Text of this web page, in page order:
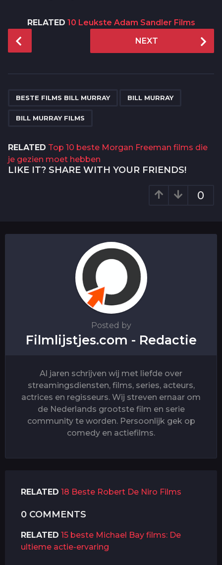
RELATED 10 Leukste Adam Sandler Films
P
o
a
t
i
NEXT
BESTE FILMS BILL MURRAY BILL MURRAY
BILL MURRAY FILMS
RELATED Top 10 beste Morgan Freeman films die
je gezien moet hebben
LIKE IT? SHARE WITH YOUR FRIENDS!
0
Posted by
Filmlijstjes.com - Redactie
Al jaren schrijven wij met liefde over
streamingsdiensten, films, series, acteurs,
actrices en regisseurs. Wij streven ernaar om
de Nederlands grootste film en serie
community te worden. Persoonlijk gek op
comedy en actiefilms.
RELATED 18 Beste Robert De Niro Films
0 COMMENTS
RELATED 15 beste Michael Bay films: De
ultieme actie-ervaring